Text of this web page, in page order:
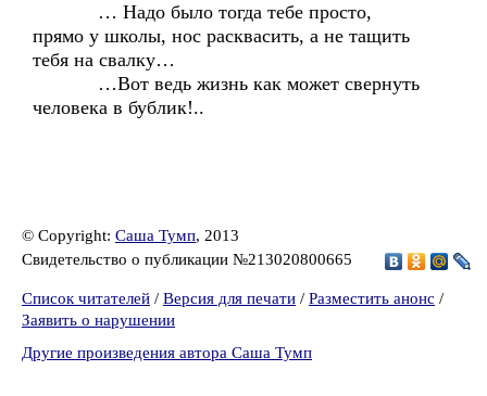
… Надо было тогда тебе просто,
прямо у школы, нос расквасить, а не тащить
тебя на свалку…
…Вот ведь жизнь как может свернуть
человека в бублик!..
© Copyright: Саша Тумп, 2013
Свидетельство о публикации №213020800665
Список читателей / Версия для печати / Разместить анонс /
Заявить о нарушении
Другие произведения автора Саша Тумп